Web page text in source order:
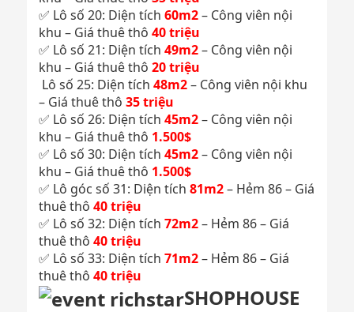
✅ Lô số 20: Diện tích 60m2– Công viên nội
khu – Giá thuê thô 40 triệu
✅ Lô số 21: Diện tích 49m2– Công viên nội
khu – Giá thuê thô 20 triệu
Lô số 25: Diện tích 48m2– Công viên nội khu
– Giá thuê thô 35 triệu
✅ Lô số 26: Diện tích 45m2– Công viên nội
khu – Giá thuê thô 1.500$
✅ Lô số 30: Diện tích 45m2– Công viên nội
khu – Giá thuê thô 1.500$
✅ Lô góc số 31: Diện tích 81m2– Hẻm 86 – Giá
thuê thô 40 triệu
✅ Lô số 32: Diện tích 72m2– Hẻm 86 – Giá
thuê thô 40 triệu
✅ Lô số 33: Diện tích 71m2– Hẻm 86 – Giá
thuê thô 40 triệu
SHOPHOUSE